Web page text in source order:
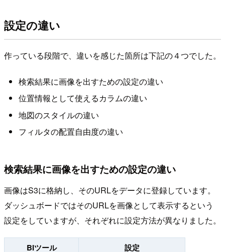
設定の違い
作っている段階で、違いを感じた箇所は下記の４つでした。
検索結果に画像を出すための設定の違い
位置情報として使えるカラムの違い
地図のスタイルの違い
フィルタの配置自由度の違い
検索結果に画像を出すための設定の違い
画像はS3に格納し、そのURLをデータに登録しています。
ダッシュボードではそのURLを画像として表示するという
設定をしていますが、それぞれに設定方法が異なりました。
BIツール 設定